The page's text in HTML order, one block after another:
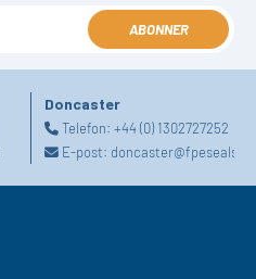
ABONNER
Doncaster
Telefon:+44 (0) 1302727252
E-post: